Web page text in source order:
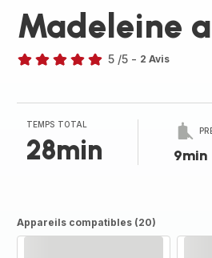
Madeleine
étoiles
(moyenne)
5 /5 - 2 Avis
TEMPS TOTAL
28min 9min
Appareils compatibles (20)